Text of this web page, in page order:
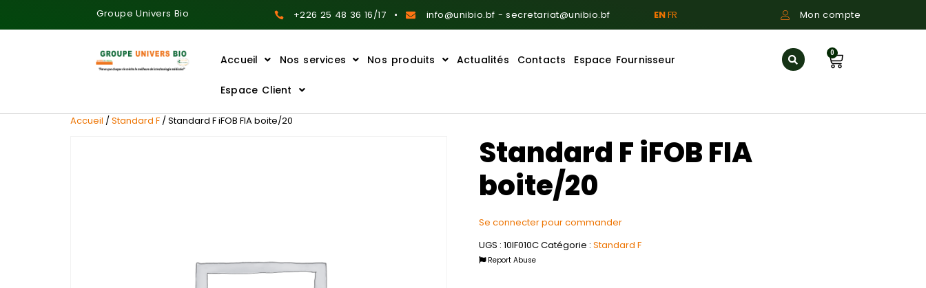
Groupe Univers Bio +226 25 48 36 16/17 info@unibio.bf - secretariat@unibio.bf ENFR Mon compte
Accueil Nos services Nos produits Actualités Contacts Espace Fournisseur
Espace Client
0
Accueil /Standard F / Standard F iFOB FIA boite/20
Standard F iFOB FIA
boite/20
Se connecter pour commander
UGS : 10IF010CCatégorie : Standard F
Report Abuse